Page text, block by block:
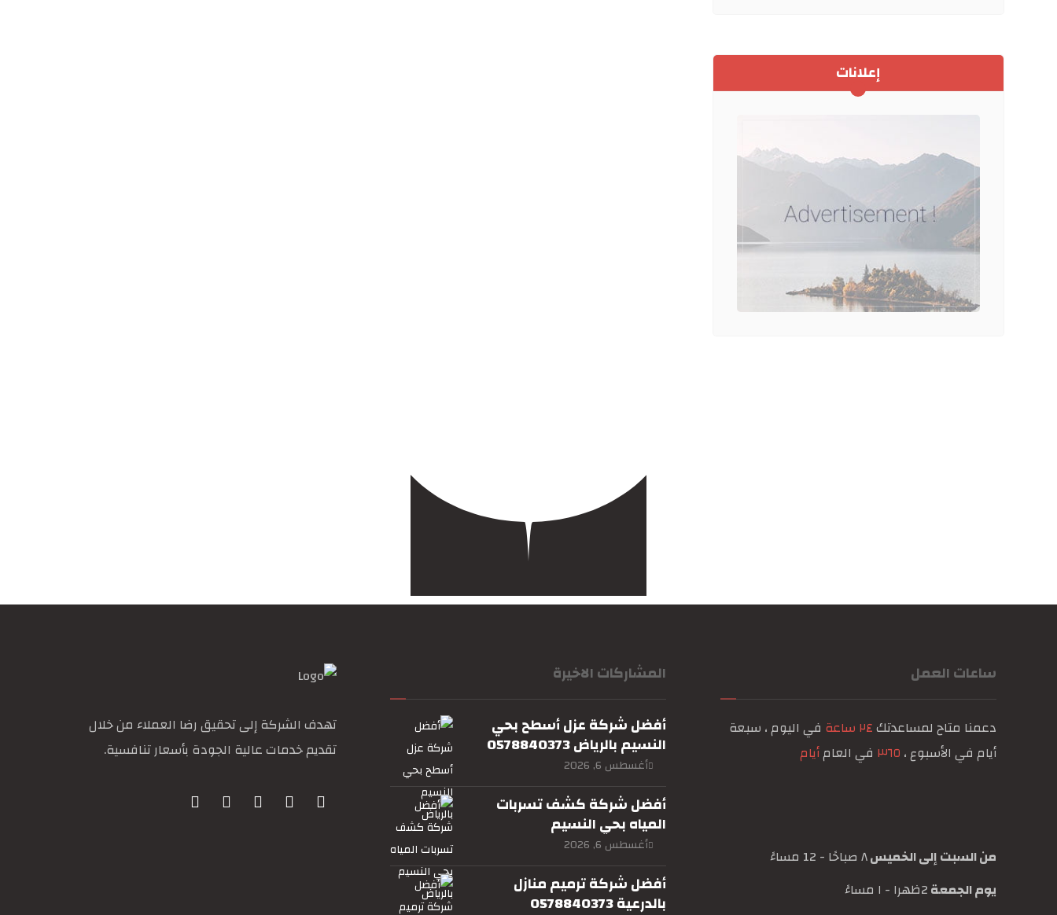
إعلانات
تهدف الشركة إلى تحقيق رضا العملاء من خلال
تقديم خدمات عالية الجودة بأسعار تنافسية.
المشاركات الاخيرة
أفضل شركة عزل أسطح بحي
النسيم بالرياض 0578840373
أغسطس 6, 2026
أفضل شركة كشف تسربات
المياه بحي النسيم
بالرياض0578840373
أغسطس 6, 2026
أفضل شركة ترميم منازل
بالدرعية 0578840373
ساعات العمل
دعمنا متاح لمساعدتك٢٤ ساعة
في اليوم ، سبعة
أيام في الأسبوع ، ٣٦٥ في العامأيام
من السبت إلى الخميس٨ صباحًا - 12 مساءً
يوم الجمعة2ظهرا - ١ مساءً